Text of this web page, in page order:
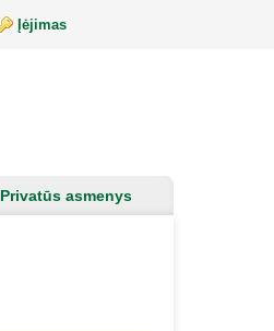
Įėjimas
Privatūs asmenys